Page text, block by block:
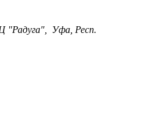
"Радуга", Уфа, Респ.